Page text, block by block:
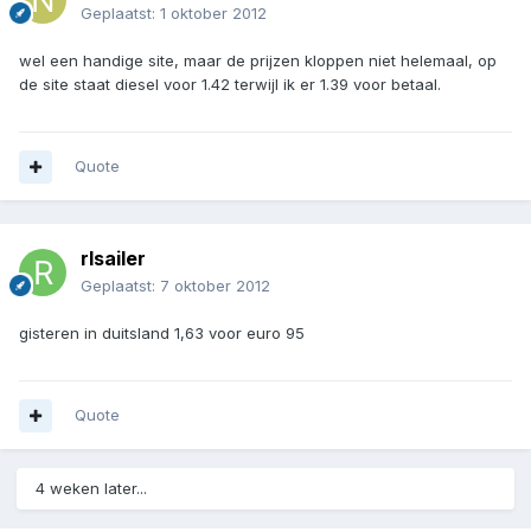
Geplaatst: 1 oktober 2012
wel een handige site, maar de prijzen kloppen niet helemaal, op
de site staat diesel voor 1.42 terwijl ik er 1.39 voor betaal.
Quote
rlsailer
Geplaatst: 7 oktober 2012
gisteren in duitsland 1,63 voor euro 95
Quote
4 weken later...